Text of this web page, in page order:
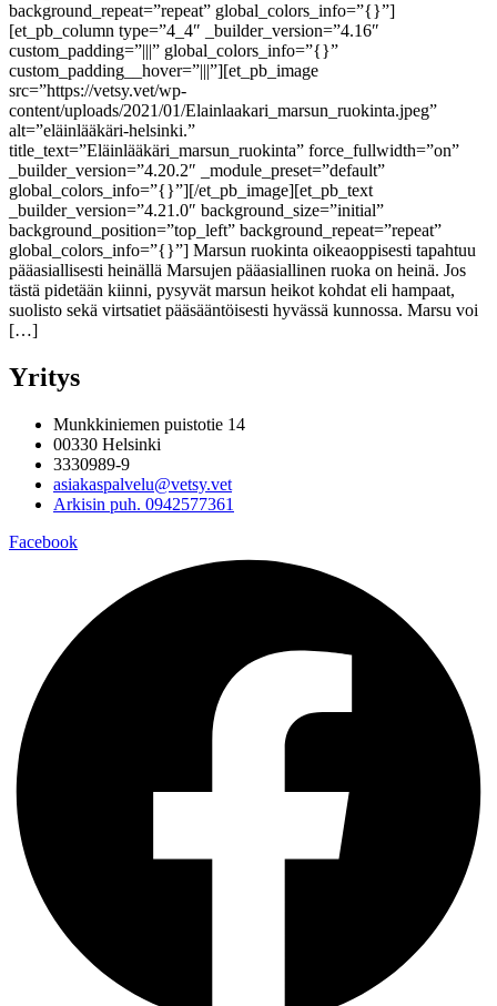
background_repeat=”repeat” global_colors_info=”{}”]
[et_pb_column type=”4_4″ _builder_version=”4.16″
custom_padding=”|||” global_colors_info=”{}”
custom_padding__hover=”|||”][et_pb_image
src=”https://vetsy.vet/wp-
content/uploads/2021/01/Elainlaakari_marsun_ruokinta.jpeg”
alt=”eläinlääkäri-helsinki.”
title_text=”Eläinlääkäri_marsun_ruokinta” force_fullwidth=”on”
_builder_version=”4.20.2″ _module_preset=”default”
global_colors_info=”{}”][/et_pb_image][et_pb_text
_builder_version=”4.21.0″ background_size=”initial”
background_position=”top_left” background_repeat=”repeat”
global_colors_info=”{}”] Marsun ruokinta oikeaoppisesti tapahtuu
pääasiallisesti heinällä Marsujen pääasiallinen ruoka on heinä. Jos
tästä pidetään kiinni, pysyvät marsun heikot kohdat eli hampaat,
suolisto sekä virtsatiet pääsääntöisesti hyvässä kunnossa. Marsu voi
[…]
Yritys
Munkkiniemen puistotie 14
00330 Helsinki
3330989-9
asiakaspalvelu@vetsy.vet
Arkisin puh. 0942577361
Facebook